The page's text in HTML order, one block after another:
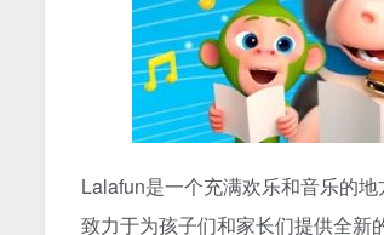
Lalafun是一个充满欢乐和音乐的
致力于为孩子们和家长们提供全新